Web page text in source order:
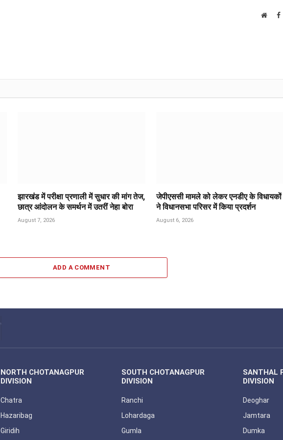
झारखंड में परीक्षा प्रणाली में सुधार की मांग तेज,
छात्र आंदोलन के समर्थन में उतरीं नेहा बोरा
August 7, 2026
जेपीएससी मामले को लेकर एनडीए के विधायकों
ने विधानसभा परिसर में किया प्रदर्शन
August 6, 2026
ADD A COMMENT
NORTH CHOTANAGPUR
DIVISION
Chatra
Hazaribag
Giridih
SOUTH CHOTANAGPUR
DIVISION
Ranchi
Lohardaga
Gumla
SANTHAL
DIVISION
Deoghar
Jamtara
Dumka